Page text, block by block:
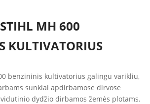
MH 600
KULTIVATORIUS
benzininis kultivatorius galingu varikliu,
sunkiai apdirbamose dirvose
dydžio dirbamos žemės plotams.